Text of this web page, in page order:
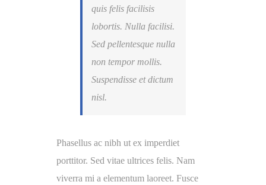
quis felis facilisis
lobortis. Nulla facilisi.
Sed pellentesque nulla
non tempor mollis.
Suspendisse et dictum
nisl.
Phasellus ac nibh ut ex imperdiet
porttitor. Sed vitae ultrices felis. Nam
viverra mi a elementum laoreet. Fusce